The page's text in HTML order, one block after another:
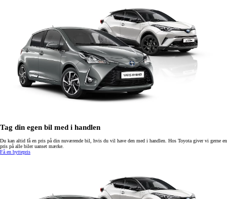
Tag din egen bil med i handlen
Du kan altid få en pris på din nuværende bil, hvis du vil have den med i handlen. Hos Toyota giver vi gerne en
pris på alle biler uanset mærke.
Få en byttepris